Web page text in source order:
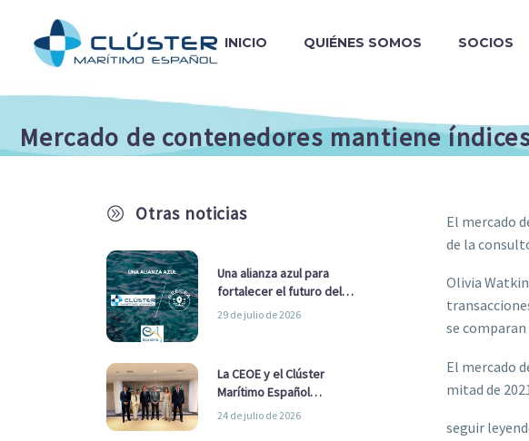
INICIO QUIÉNES SOMOS SOCIOS
Mercado de contenedores mantiene
A Otras noticias
Una alianza azul para
fortalecer el futuro del
sector marítimo
29 de julio de 2026
La CEOE y el Clúster
Marítimo Español
refuerzan su alianza para
24 de julio de 2026
El mercado
de la
Olivia
se
El mercado
mitad de
seguir